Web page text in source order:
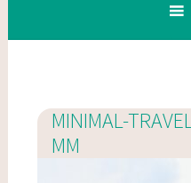
MINIMAL-
MM